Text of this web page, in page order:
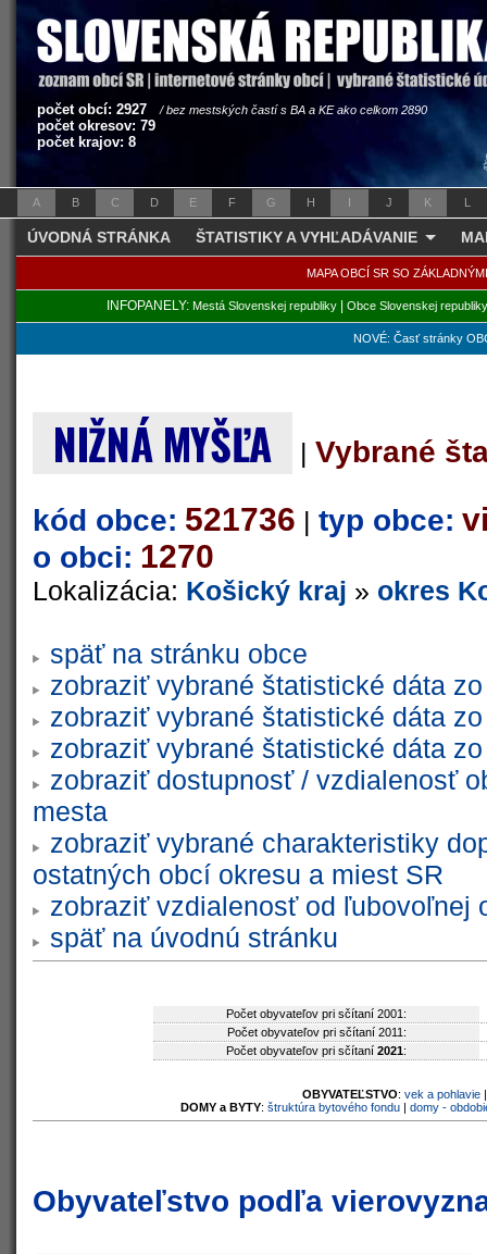
počet obcí: 2927 / bez mestských častí s BA a KE ako celkom 2890
počet okresov: 79
počet krajov: 8
A B C D E F G H I J K L
ÚVODNÁ STRÁNKA ŠTATISTIKY A VYHĽADÁVANIE
MAPA OBCÍ SR SO
INFOPANELY: Mestá Slovenskej republiky| Obce Slovenskej republiky
NOVÉ: Časť stránky
NIŽNÁ MYŠĽA | Vybrané
kód obce: 521736 | typ obce:
o obci: 1270
Lokalizácia: Košický kraj » okres
späť na stránku obce
zobraziť vybrané štatistické dáta
zobraziť vybrané štatistické dáta
zobraziť vybrané štatistické dáta
zobraziť dostupnosť / vzdialenosť
mesta
zobraziť vybrané charakteristiky
ostatných obcí okresu a miest SR
zobraziť vzdialenosť od ľubovoľnej
späť na úvodnú stránku
Počet obyvateľov pri sčítaní 2001:
Počet obyvateľov pri sčítaní 2011:
Počet obyvateľov pri sčítaní 2021:
OBYVATEĽSTVO: vek a pohlavie
DOMY a BYTY: štruktúra bytového fondu| domy -
Obyvateľstvo podľa